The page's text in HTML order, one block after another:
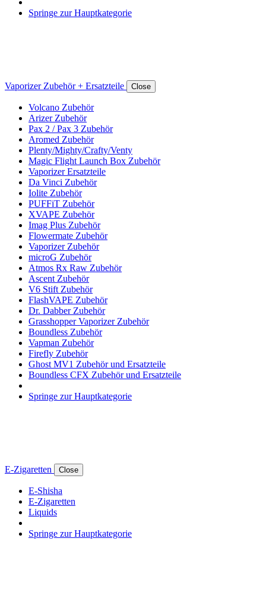
Springe zur Hauptkategorie
Vaporizer Zubehör + Ersatzteile Close
Volcano Zubehör
Arizer Zubehör
Pax 2 / Pax 3 Zubehör
Aromed Zubehör
Plenty/Mighty/Crafty/Venty
Magic Flight Launch Box Zubehör
Vaporizer Ersatzteile
Da Vinci Zubehör
Iolite Zubehör
PUFFiT Zubehör
XVAPE Zubehör
Imag Plus Zubehör
Flowermate Zubehör
Vaporizer Zubehör
microG Zubehör
Atmos Rx Raw Zubehör
Ascent Zubehör
V6 Stift Zubehör
FlashVAPE Zubehör
Dr. Dabber Zubehör
Grasshopper Vaporizer Zubehör
Boundless Zubehör
Vapman Zubehör
Firefly Zubehör
Ghost MV1 Zubehör und Ersatzteile
Boundless CFX Zubehör und Ersatzteile
Springe zur Hauptkategorie
E-Zigaretten Close
E-Shisha
E-Zigaretten
Liquids
Springe zur Hauptkategorie